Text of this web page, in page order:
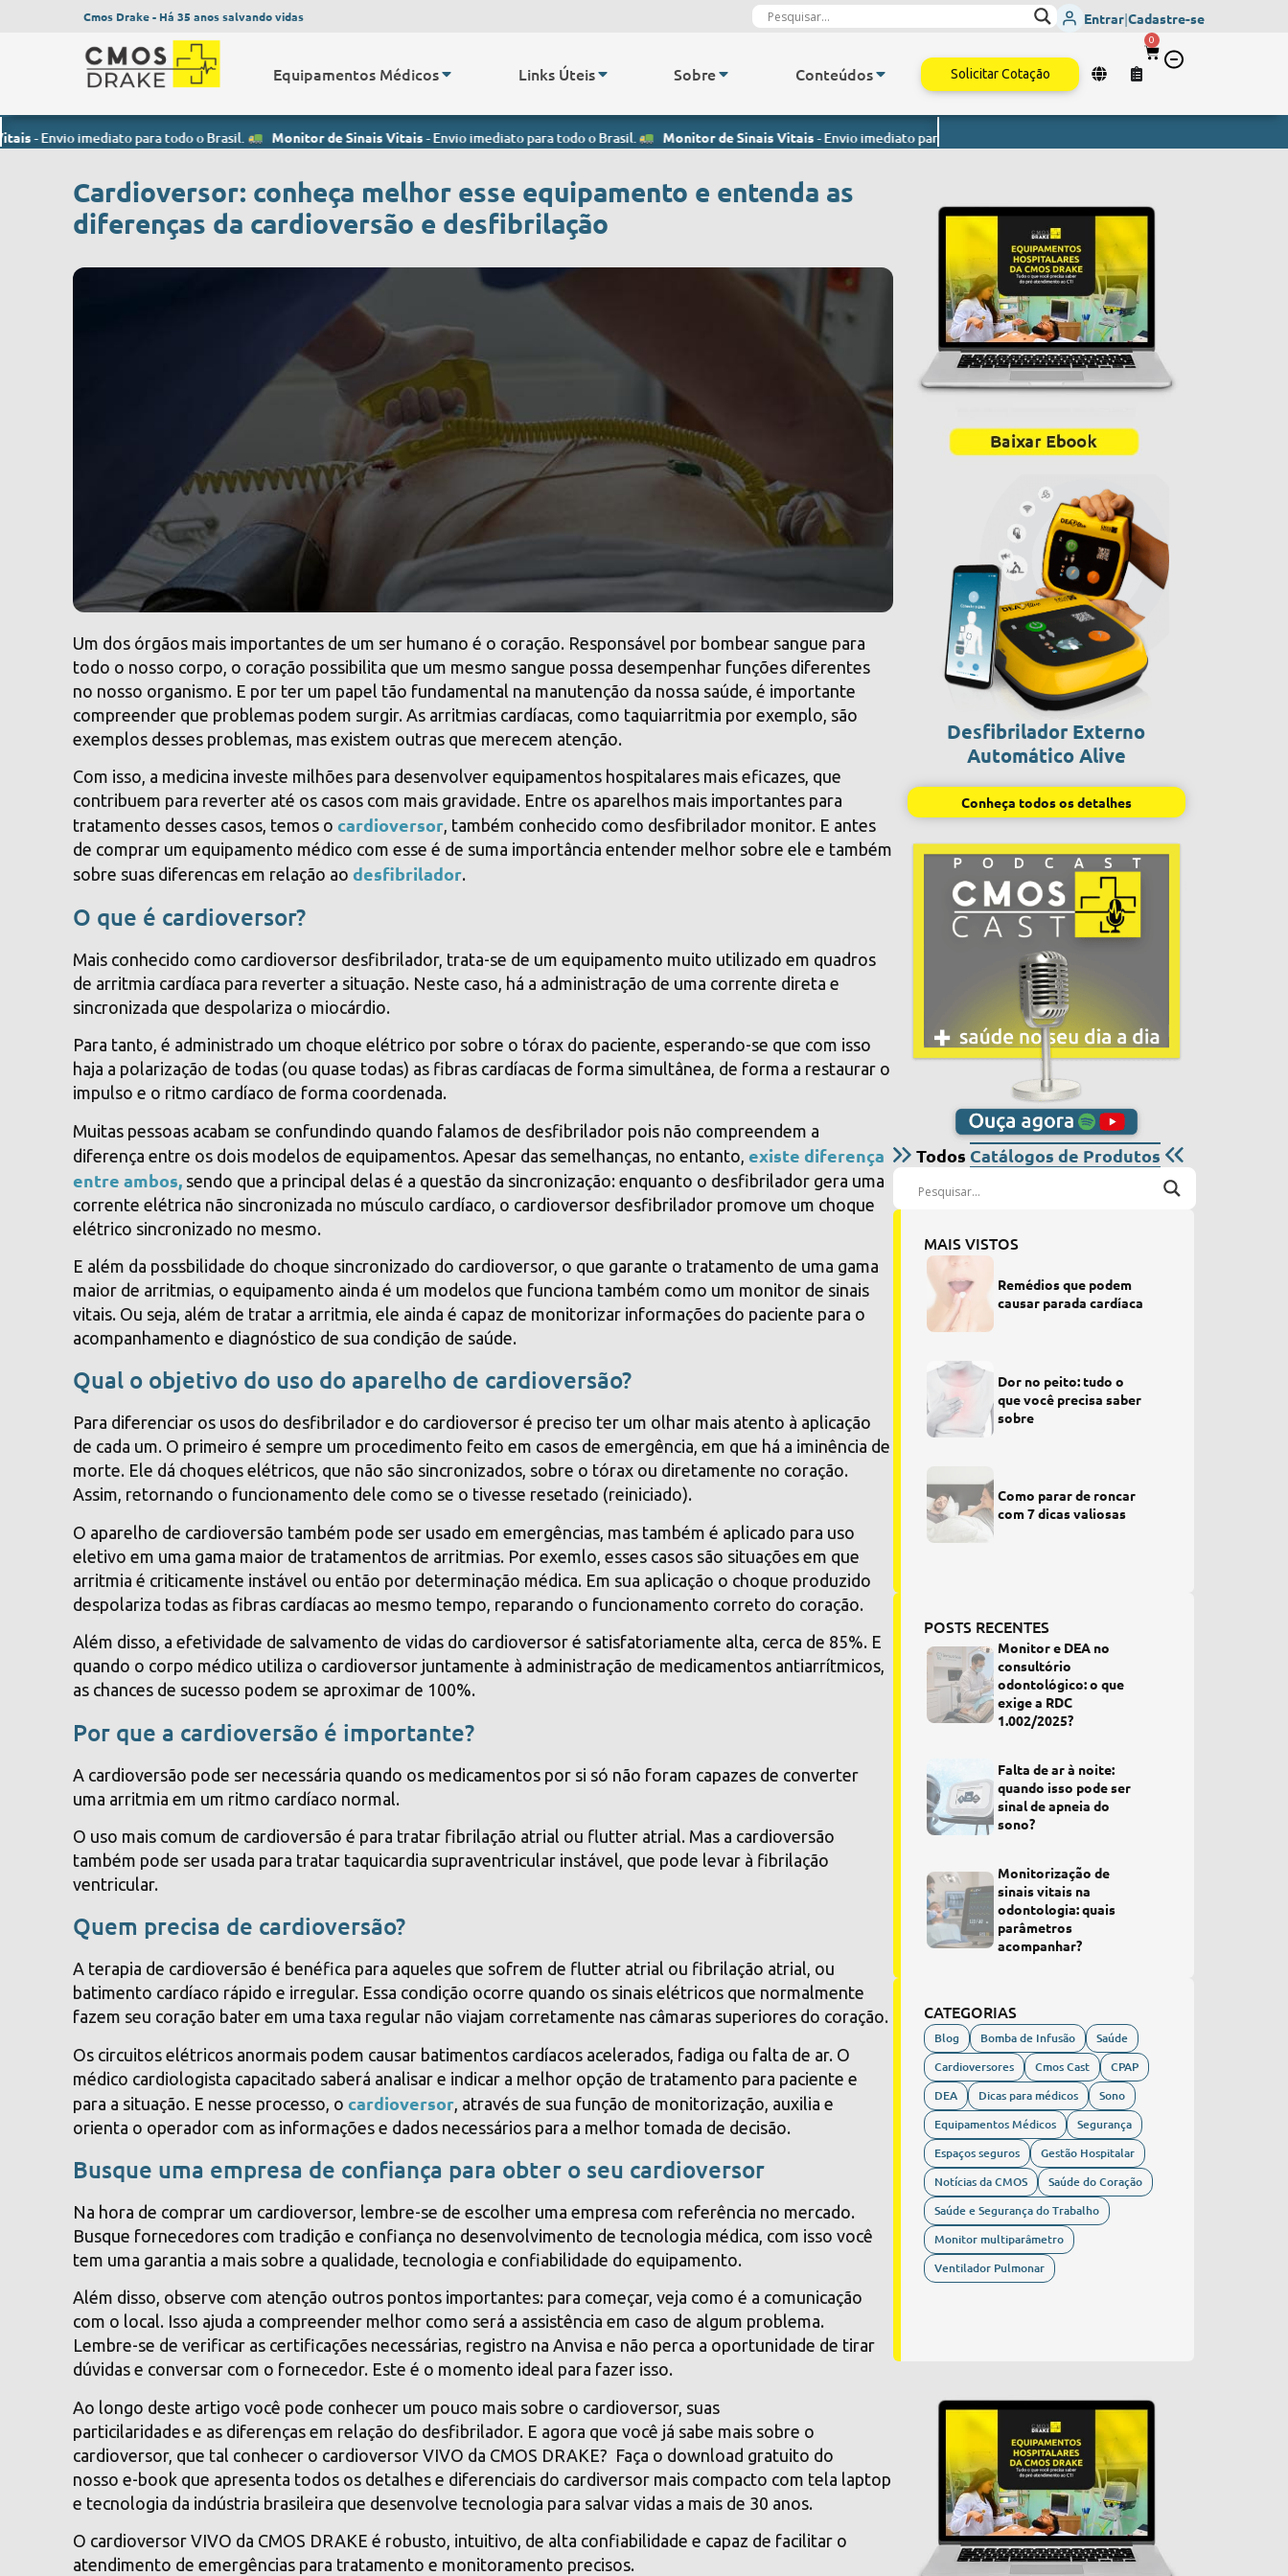
Cmos Drake - Há 35 anos salvando vidas Entrar|Cadastre-se
Equipamentos Médicos Links Úteis Sobre Conteúdos Solicitar Cotação
0
para todo o Brasil. Monitor de Sinais Vitais- Envio imediato para todo o Brasil. Monitor de Sinais Vitais- Envio imediato para todo o Brasil.
Cardioversor: conheça melhor esse equipamento e entenda as
diferenças da cardioversão e desfibrilação
Um dos órgãos mais importantes de um ser humano é o coração. Responsável por bombear sangue para
todo o nosso corpo, o coração possibilita que um mesmo sangue possa desempenhar funções diferentes
no nosso organismo. E por ter um papel tão fundamental na manutenção da nossa saúde, é importante
compreender que problemas podem surgir. As arritmias cardíacas, como taquiarritmia por exemplo, são
exemplos desses problemas, mas existem outras que merecem atenção.
Com isso, a medicina investe milhões para desenvolver equipamentos hospitalares mais eficazes, que
contribuem para reverter até os casos com mais gravidade. Entre os aparelhos mais importantes para
tratamento desses casos, temos ocardioversor, também conhecido como desfibrilador monitor. E antes
de comprar um equipamento médico com esse é de suma importância entender melhor sobre ele e também
sobre suas diferencas em relação aodesfibrilador.
O que é cardioversor?
Mais conhecido como cardioversor desfibrilador, trata-se de um equipamento muito utilizado em quadros
de arritmia cardíaca para reverter a situação. Neste caso, há a administração de uma corrente direta e
sincronizada que despolariza o miocárdio.
Para tanto, é administrado um choque elétrico por sobre o tórax do paciente, esperando-se que com isso
haja a polarização de todas (ou quase todas) as fibras cardíacas de forma simultânea, de forma a restaurar o
impulso e o ritmo cardíaco de forma coordenada.
Muitas pessoas acabam se confundindo quando falamos de desfibrilador pois não compreendem a
diferença entre os dois modelos de equipamentos. Apesar das semelhanças, no entanto,existe diferença
entre ambos, sendo que a principal delas é a questão da sincronização: enquanto o desfibrilador gera uma
corrente elétrica não sincronizada no músculo cardíaco, o cardioversor desfibrilador promove um choque
elétrico sincronizado no mesmo.
E além da possbilidade do choque sincronizado do cardioversor, o que garante o tratamento de uma gama
maior de arritmias, o equipamento ainda é um modelos que funciona também como um monitor de sinais
vitais. Ou seja, além de tratar a arritmia, ele ainda é capaz de monitorizar informações do paciente para o
acompanhamento e diagnóstico de sua condição de saúde.
Qual o objetivo do uso do aparelho de cardioversão?
Para diferenciar os usos do desfibrilador e do cardioversor é preciso ter um olhar mais atento à aplicação
de cada um. O primeiro é sempre um procedimento feito em casos de emergência, em que há a iminência de
morte. Ele dá choques elétricos, que não são sincronizados, sobre o tórax ou diretamente no coração.
Assim, retornando o funcionamento dele como se o tivesse resetado (reiniciado).
O aparelho de cardioversão também pode ser usado em emergências, mas também é aplicado para uso
eletivo em uma gama maior de tratamentos de arritmias. Por exemlo, esses casos são situações em que
arritmia é criticamente instável ou então por determinação médica. Em sua aplicação o choque produzido
despolariza todas as fibras cardíacas ao mesmo tempo, reparando o funcionamento correto do coração.
Além disso, a efetividade de salvamento de vidas do cardioversor é satisfatoriamente alta, cerca de 85%. E
quando o corpo médico utiliza o cardioversor juntamente à administração de medicamentos antiarrítmicos,
as chances de sucesso podem se aproximar de 100%.
Por que a cardioversão é importante?
A cardioversão pode ser necessária quando os medicamentos por si só não foram capazes de converter
uma arritmia em um ritmo cardíaco normal.
O uso mais comum de cardioversão é para tratar fibrilação atrial ou flutter atrial. Mas a cardioversão
também pode ser usada para tratar taquicardia supraventricular instável, que pode levar à fibrilação
ventricular.
Quem precisa de cardioversão?
A terapia de cardioversão é benéfica para aqueles que sofrem de flutter atrial ou fibrilação atrial, ou
batimento cardíaco rápido e irregular. Essa condição ocorre quando os sinais elétricos que normalmente
fazem seu coração bater em uma taxa regular não viajam corretamente nas câmaras superiores do coração.
Os circuitos elétricos anormais podem causar batimentos cardíacos acelerados, fadiga ou falta de ar. O
médico cardiologista capacitado saberá analisar e indicar a melhor opção de tratamento para paciente e
para a situação. E nesse processo, ocardioversor , através de sua função de monitorização, auxilia e
orienta o operador com as informações e dados necessários para a melhor tomada de decisão.
Busque uma empresa de confiança para obter o seu cardioversor
Na hora de comprar um cardioversor, lembre-se de escolher uma empresa com referência no mercado.
Busque fornecedores com tradição e confiança no desenvolvimento de tecnologia médica, com isso você
tem uma garantia a mais sobre a qualidade, tecnologia e confiabilidade do equipamento.
Além disso, observe com atenção outros pontos importantes: para começar, veja como é a comunicação
com o local. Isso ajuda a compreender melhor como será a assistência em caso de algum problema.
Lembre-se de verificar as certificações necessárias, registro na Anvisa e não perca a oportunidade de tirar
dúvidas e conversar com o fornecedor. Este é o momento ideal para fazer isso.
Ao longo deste artigo você pode conhecer um pouco mais sobre o cardioversor, suas
particilaridades e as diferenças em relação do desfibrilador. E agora que você já sabe mais sobre o
cardioversor, que tal conhecer o cardioversor VIVO da CMOS DRAKE? Faça o download gratuito do
nosso e-book que apresenta todos os detalhes e diferenciais do cardiversor mais compacto com tela laptop
e tecnologia da indústria brasileira que desenvolve tecnologia para salvar vidas a mais de 30 anos.
O cardioversor VIVO da CMOS DRAKE é robusto, intuitivo, de alta confiabilidade e capaz de facilitar o
atendimento de emergências para tratamento e monitoramento precisos.
Desfibrilador Externo
Automático Alive
Conheça todos os detalhes
Todos Catálogos de Produtos
MAIS VISTOS
Remédios que podem
causar parada cardíaca
Dor no peito: tudo o
que você precisa saber
sobre
Como parar de roncar
com 7 dicas valiosas
POSTS RECENTES
Monitor e DEA no
consultório
odontológico: o que
exige a RDC
1.002/2025?
Falta de ar à noite:
quando isso pode ser
sinal de apneia do
sono?
Monitorização de
sinais vitais na
odontologia: quais
parâmetros
acompanhar?
CATEGORIAS
Blog Bomba de Infusão
Saúde
Cardioversores
Cmos Cast
CPAP
DEA
Dicas para médicos
Sono
Equipamentos Médicos
Segurança
Espaços seguros
Gestão Hospitalar
Notícias da CMOS
Saúde do Coração
Saúde e Segurança do Trabalho
Monitor multiparâmetro
Ventilador Pulmonar